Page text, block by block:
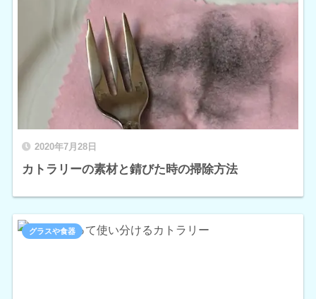
2020年7月28日
カトラリーの素材と錆びた時の掃除方法
グラスや食器